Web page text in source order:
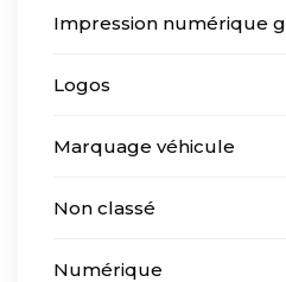
Impression numérique
Logos
Marquage véhicule
Non classé
Numérique